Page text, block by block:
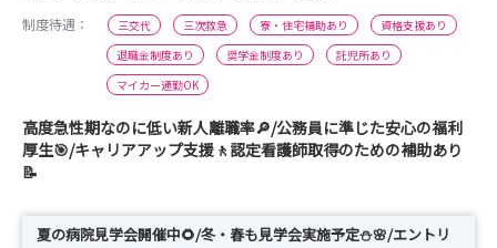
制度待遇：
三交代 三次救急 寮・住宅補助あり
資格支援あり
退職金制度あり
奨学金制度あり
託児所あり
マイカー通勤OK
高度急性期なのに低い新人離職率🔎/公務員に準じた安心の福利
厚生🎯/キャリアアップ支援🚶認定看護師取得のための補助あり
📝
夏の病院見学会開催中🌻/冬・春も見学会実施予定⛄🌸/エントリ